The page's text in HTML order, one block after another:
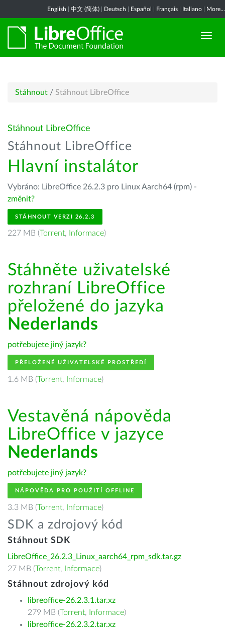
English 中文 (简体) Deutsch Español Français Italiano More...
Stáhnout / Stáhnout LibreOffice
Stáhnout LibreOffice
Stáhnout LibreOffice
Hlavní instalátor
Vybráno: LibreOffice 26.2.3 pro Linux Aarch64 (rpm) -
změnit?
STÁHNOUT VERZI 26.2.3
227 MB (Torrent, Informace)
Stáhněte uživatelské
rozhraní LibreOffice
přeložené do jazyka
Nederlands
potřebujete jiný jazyk?
PŘELOŽENÉ UŽIVATELSKÉ PROSTŘEDÍ
1.6 MB (Torrent, Informace)
Vestavěná nápověda
LibreOffice v jazyce
Nederlands
potřebujete jiný jazyk?
NÁPOVĚDA PRO POUŽITÍ OFFLINE
3.3 MB (Torrent, Informace)
SDK a zdrojový kód
Stáhnout SDK
LibreOffice_26.2.3_Linux_aarch64_rpm_sdk.tar.gz
27 MB (Torrent, Informace)
Stáhnout zdrojový kód
libreoffice-26.2.3.1.tar.xz
279 MB (Torrent, Informace)
libreoffice-26.2.3.2.tar.xz